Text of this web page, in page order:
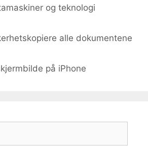
og teknologi
alle dokumentene
på iPhone